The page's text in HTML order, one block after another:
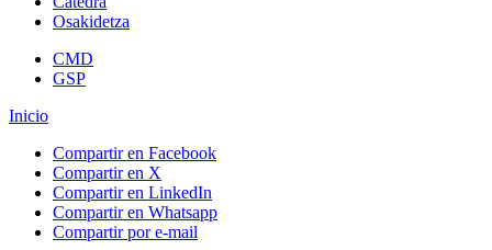
Osakidetza
CMD
GSP
Inicio
Compartir en Facebook
Compartir en X
Compartir en LinkedIn
Compartir en Whatsapp
Compartir por e-mail